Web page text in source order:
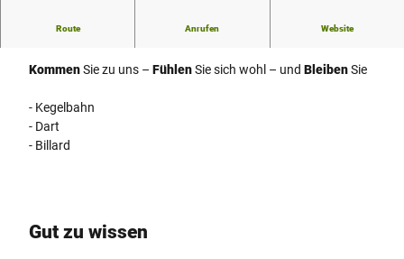
n
r
u
g
Route Anrufen Website
KommenSie zu uns – FühlenSie sich wohl – und BleibenSie
- Kegelbahn
- Dart
- Billard
Gut zu wissen